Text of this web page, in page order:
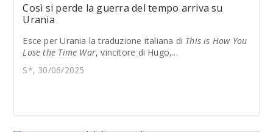
Così si perde la guerra del tempo arriva su
Urania
Esce per Urania la traduzione italiana di This is How You
Lose the Time War, vincitore di Hugo,...
S*, 30/06/2025